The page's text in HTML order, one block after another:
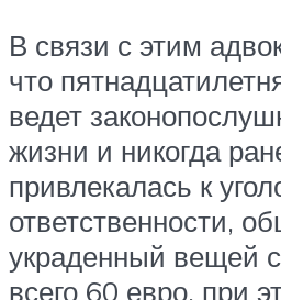
В связи с этим
что
ведет
жизни и никогда
привлекалась к
ответственности,
украденный вещей
всего 60 евро, при